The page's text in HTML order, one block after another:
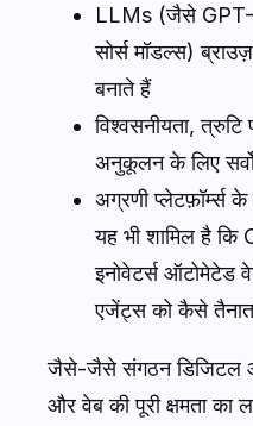
LLMs (जैसे
सोर्स मॉडल्स)
बनाते हैं
विश्वसनीयता,
अनुकूलन के लिए
अग्रणी प्लेटफ़ॉर्म्स
यह भी शामिल है
इनोवेटर्स ऑटोमेटेड
एजेंट्स को कैसे
जैसे-जैसे संगठन डिजिटल
और वेब की पूरी क्षमता का